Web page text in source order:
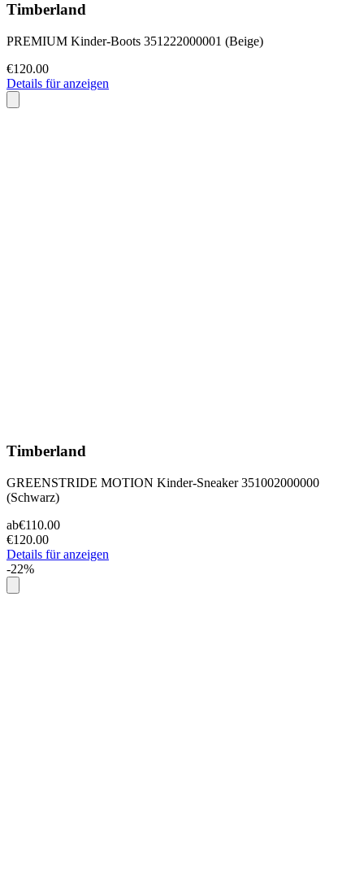
Timberland
PREMIUM Kinder-Boots 351222000001 (Beige)
€120.00
Details für anzeigen
Timberland
GREENSTRIDE MOTION Kinder-Sneaker 351002000000
(Schwarz)
ab€110.00
€120.00
Details für anzeigen
-22%